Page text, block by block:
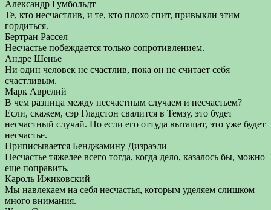
Александр Гумбольдт
Те, кто несчастлив, и те, кто плохо спит, привыкли этим
гордиться.
Бертран Рассел
Несчастье побеждается только сопротивлением.
Андре Шенье
Ни один человек не счастлив, пока он не считает себя
счастливым.
Марк Аврелий
В чем разница между несчастным случаем и несчастьем?
Если, скажем, сэр Гладстон свалится в Темзу, это будет
несчастный случай. Но если его оттуда вытащат, это уже будет
несчастье.
Приписывается Бенджамину Дизраэли
Несчастье тяжелее всего тогда, когда дело, казалось бы, можно
еще поправить.
Кароль Ижиковский
Мы навлекаем на себя несчастья, которым уделяем слишком
много внимания.